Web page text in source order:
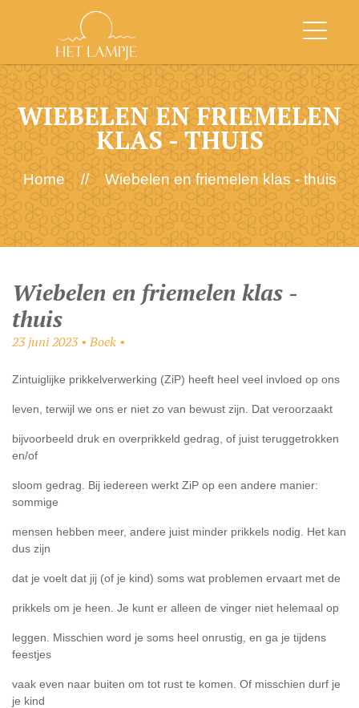
WIEBELEN EN FRIEMELEN
KLAS - THUIS
Home // Wiebelen en friemelen klas - thuis
Wiebelen en friemelen klas -
thuis
23 juni 2023 • Boek •
Zintuiglijke prikkelverwerking (ZiP) heeft heel veel invloed op ons
leven, terwijl we ons er niet zo van bewust zijn. Dat veroorzaakt
bijvoorbeeld druk en overprikkeld gedrag, of juist teruggetrokken
en/of
sloom gedrag. Bij iedereen werkt ZiP op een andere manier:
sommige
mensen hebben meer, andere juist minder prikkels nodig. Het kan
dus zijn
dat je voelt dat jij (of je kind) soms wat problemen ervaart met de
prikkels om je heen. Je kunt er alleen de vinger niet helemaal op
leggen. Misschien word je soms heel onrustig, en ga je tijdens
feestjes
vaak even naar buiten om tot rust te komen. Of misschien durf je
je kind